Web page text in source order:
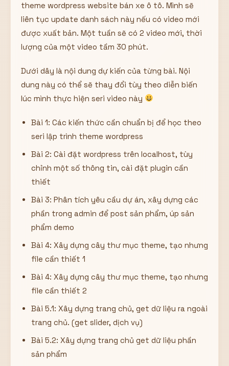
theme wordpress website bán xe ô tô. Mình sẽ
liên tục update danh sách này nếu có video mới
được xuất bản. Một tuần sẽ có 2 video mới, thời
lượng của một video tầm 30 phút.
Dưới dây là nội dung dự kiến của từng bài. Nội
dung này có thể sẽ thay đổi tùy theo diễn biến
lúc mình thực hiện seri video này
Bài 1: Các kiến thức cần chuẩn bị để học theo
seri lập trình theme wordpress
Bài 2: Cài đặt wordpress trên localhost, tùy
chỉnh một số thông tin, cài đặt plugin cần
thiết
Bài 3: Phân tích yêu cầu dự án, xây dựng các
phần trong admin để post sản phẩm, úp sản
phẩm demo
Bài 4: Xây dựng cây thư mục theme, tạo nhưng
file cần thiết 1
Bài 4: Xây dựng cây thư mục theme, tạo nhưng
file cần thiết 2
Bài 5.1: Xây dựng trang chủ, get dữ liệu ra ngoài
trang chủ. (get slider, dịch vụ)
Bài 5.2: Xây dựng trang chủ get dữ liệu phần
sản phẩm